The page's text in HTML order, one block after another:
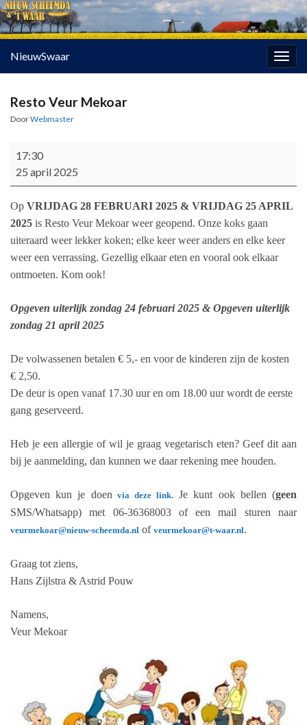
NieuwSwaar
Resto Veur Mekoar
DoorWebmaster
Resto Veur Mekoar
17:30
25 april 2025
Op VRIJDAG 28 FEBRUARI 2025 & VRIJDAG 25 APRIL
2025 is Resto Veur Mekoar weer geopend. Onze koks gaan
uiteraard weer lekker koken; elke keer weer anders en elke keer
weer een verrassing. Gezellig elkaar eten en vooral ook elkaar
ontmoeten. Kom ook!
Opgeven uiterlijk zondag 24 februari 2025 & Opgeven uiterlijk
zondag 21 april 2025
De volwassenen betalen € 5,- en voor de kinderen zijn de kosten
€ 2,50.
De deur is open vanaf 17.30 uur en om 18.00 uur wordt de eerste
gang geserveerd.
Heb je een allergie of wil je graag vegetarisch eten? Geef dit aan
bij je aanmelding, dan kunnen we daar rekening mee houden.
Opgeven kun je doen via deze link. Je kunt ook bellen (geen
SMS/Whatsapp) met 06-36368003 of een mail sturen naar
veurmekoar@nieuw-scheemda.nl of veurmekoar@t-waar.nl.
Graag tot ziens,
Hans Zijlstra & Astrid Pouw
Namens,
Veur Mekoar